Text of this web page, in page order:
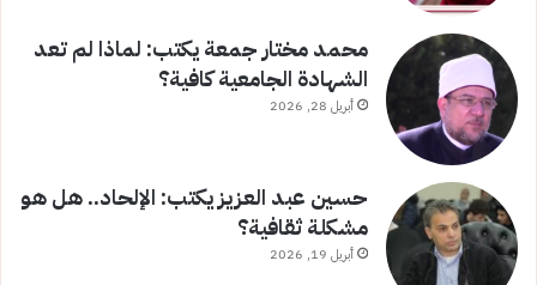
محمد مختار جمعة يكتب: لماذا لم تعد
الشهادة الجامعية كافية؟
أبريل 28, 2026
حسين عبد العزيز يكتب: الإلحاد.. هل هو
مشكلة ثقافية؟
أبريل 19, 2026